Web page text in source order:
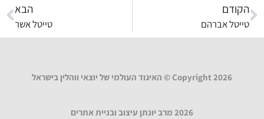
הקודם
טייטל אברהם
הבא
טייטל אשר
Copyright 2026 © האיגוד העולמי של יוצאי ווהלין בישראל
2026 מרב יונתן עיצוב ובניית אתרים